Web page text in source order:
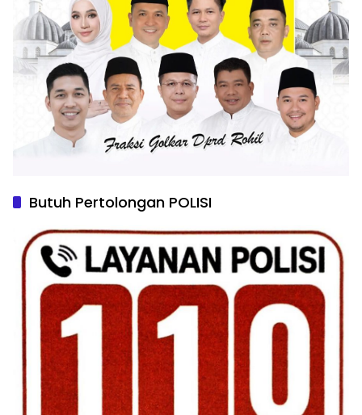
Butuh Pertolongan POLISI